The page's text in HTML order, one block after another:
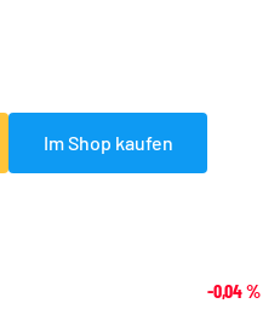
Im Shop kaufen
-0,04%